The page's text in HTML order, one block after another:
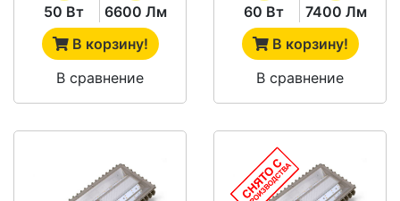
50 Вт
6600 Лм
В корзину!
В сравнение
60 Вт
7400 Лм
В корзину!
В сравнение